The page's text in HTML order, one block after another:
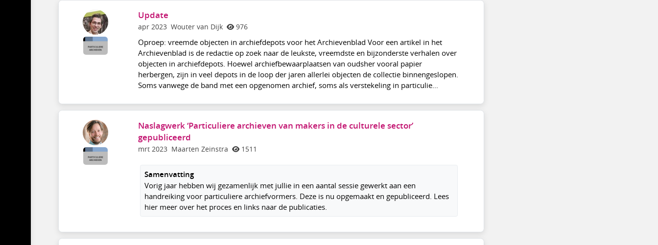
Update
apr 2023 Wouter van Dijk 976
Oproep: vreemde objecten in archiefdepots voor het Archievenblad Voor een artikel in het
Archievenblad is de redactie op zoek naar de leukste, vreemdste en bijzonderste verhalen over
objecten in archiefdepots. Hoewel archiefbewaarplaatsen van oudsher vooral papier
herbergen, zijn in veel depots in de loop der jaren allerlei objecten de collectie binnengeslopen.
Soms vanwege de band met een opgenomen archief, soms als verstekeling in particulie...
Naslagwerk ‘Particuliere archieven van makers in de culturele sector’
gepubliceerd
mrt 2023 Maarten Zeinstra 1511
Samenvatting
Vorig jaar hebben wij gezamenlijk met jullie in een aantal sessie gewerkt aan een
handreiking voor particuliere archiefvormers. Deze is nu opgemaakt en gepubliceerd. Lees
hier meer over het proces en links naar de publicaties.